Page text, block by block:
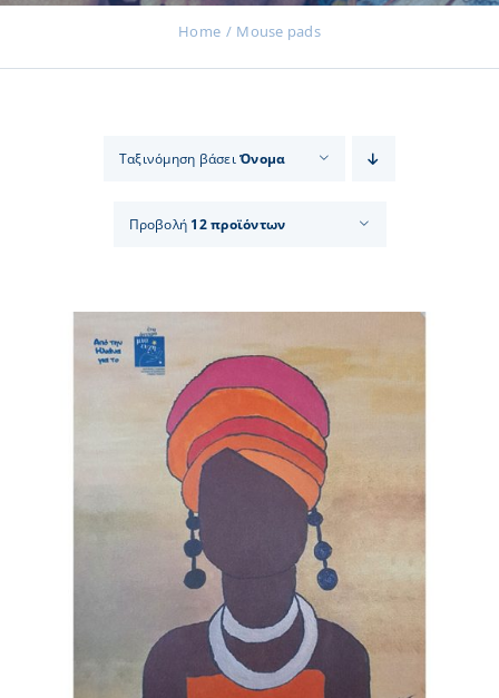
Επικοινωνία
Home Μouse pads
Ταξινόμηση βάσειΌνομα
Προβολή 12 προϊόντων